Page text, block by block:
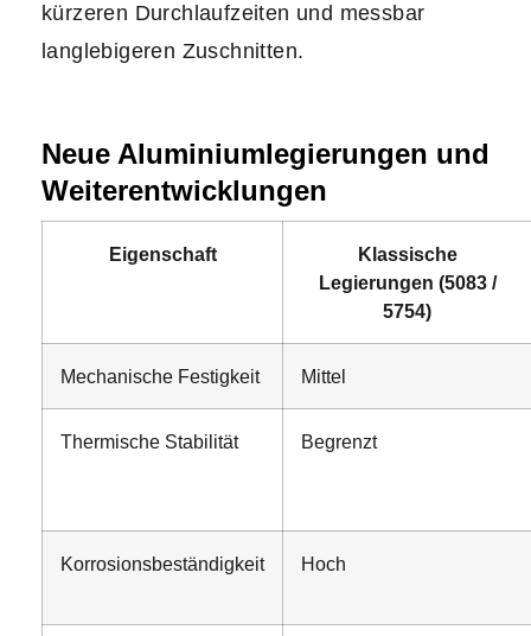
kürzeren Durchlaufzeiten und messbar
langlebigeren Zuschnitten.
Neue Aluminiumlegierungen und
Weiterentwicklungen
Eigenschaft
Klassische
Legierungen (5083 /
5754)
Mechanische Festigkeit Mittel
Thermische Stabilität Begrenzt
Korrosionsbeständigkeit Hoch